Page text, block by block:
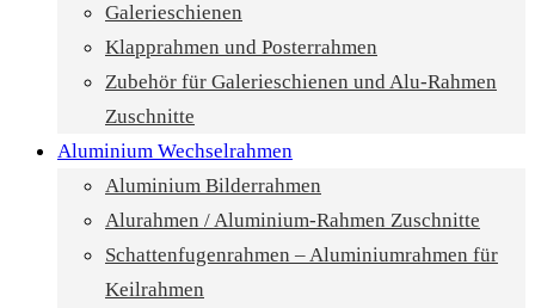
Galerieschienen
Klapprahmen und Posterrahmen
Zubehör für Galerieschienen und Alu-Rahmen
Zuschnitte
Aluminium Wechselrahmen
Aluminium Bilderrahmen
Alurahmen / Aluminium-Rahmen Zuschnitte
Schattenfugenrahmen – Aluminiumrahmen für
Keilrahmen